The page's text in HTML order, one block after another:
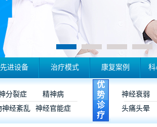
先进设备 治疗模式 康复案例 科
分裂症
精神病
神经紊乱
神经官能症
优
势
诊
疗
神经衰弱
头痛头晕